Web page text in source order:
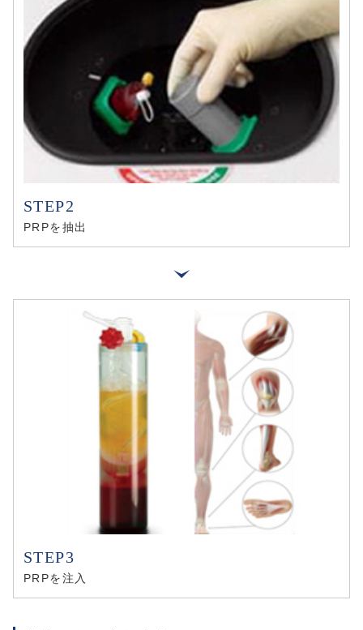
PRPを抽出
PRPを注入